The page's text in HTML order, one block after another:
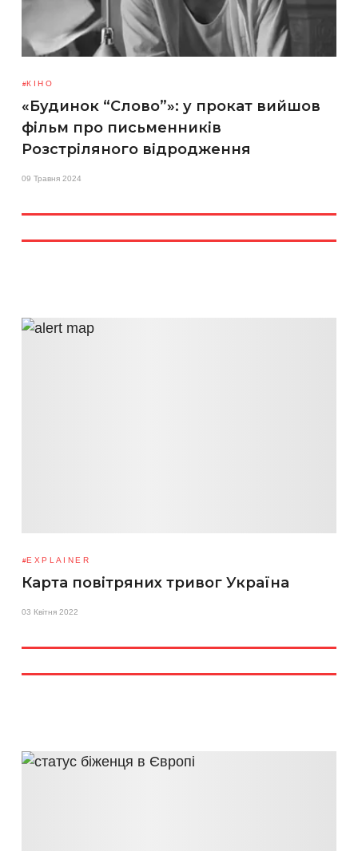
КІНО
«Будинок “Слово”»: у прокат вийшов
фільм про письменників
Розстріляного відродження
09 Травня 2024
EXPLAINER
Карта повітряних тривог Україна
03 Квітня 2022